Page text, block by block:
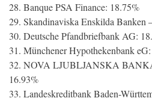
28. Banque PSA Finance: 18.75%
29. Skandinaviska Enskilda Banken
30. Deutsche Pfandbriefbank AG:
31. Münchener Hypothekenbank
32. NOVA LJUBLJANSKA
16.93%
33. Landeskreditbank Baden-